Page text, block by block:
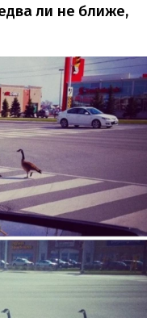
ли не ближе,